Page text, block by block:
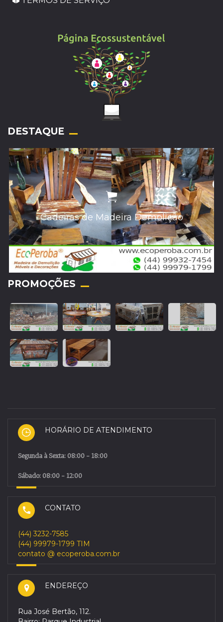
DESTAQUE
Cadeiras de Madeira Demolição
PROMOÇÕES
HORÁRIO DE ATENDIMENTO
Segunda à Sexta: 08:00 - 18:00
Sábado: 08:00 - 12:00
CONTATO
(44) 3232-7585
(44) 99979-1799 TIM
contato @ ecoperoba.com.br
ENDEREÇO
Rua José Bertão, 112.